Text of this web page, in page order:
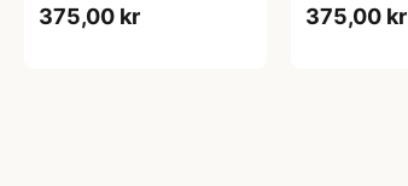
375,00 kr
M
375,00 kr